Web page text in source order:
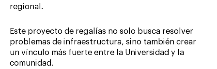
regional.
Este proyecto de regalías no solo busca resolver
problemas de infraestructura, sino también crear
un vínculo más fuerte entre la Universidad y la
comunidad.